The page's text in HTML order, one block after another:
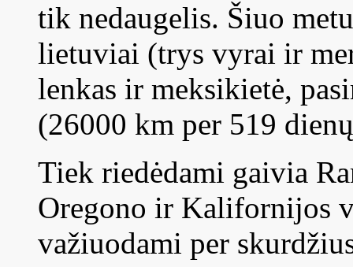
tik nedaugelis. Šiuo
lietuviai (trys vyrai ir
lenkas ir meksikietė,
(26000 km per 519
Tiek riedėdami gaivia
Oregono ir Kalifornijos
važiuodami per